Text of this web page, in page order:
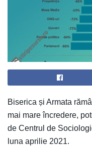
Biserica și Armata
mai mare încredere,
de Centrul de
luna aprilie 2021.